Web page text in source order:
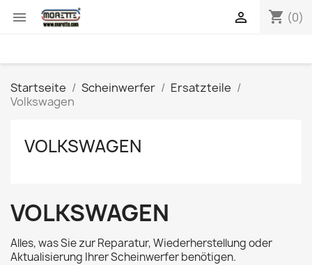
 shopping_cart (0)

Startseite Scheinwerfer
Ersatzteile
Volkswagen
VOLKSWAGEN
VOLKSWAGEN
Alles, was Sie zur Reparatur, Wiederherstellung oder
Aktualisierung Ihrer Scheinwerfer benötigen.